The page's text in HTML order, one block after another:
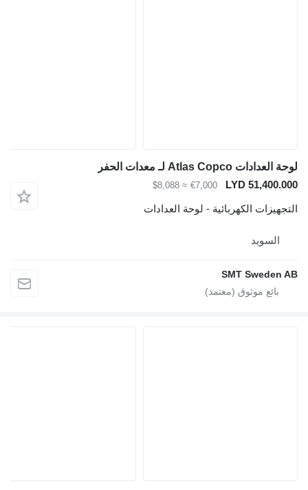
لوحة العدادات Atlas Copco لـ معدات الحفر
LYD 51,400.000
€7,000
≈ $8,088
التجهيزات الكهربائية - لوحة العدادات
السويد
SMT Sweden AB